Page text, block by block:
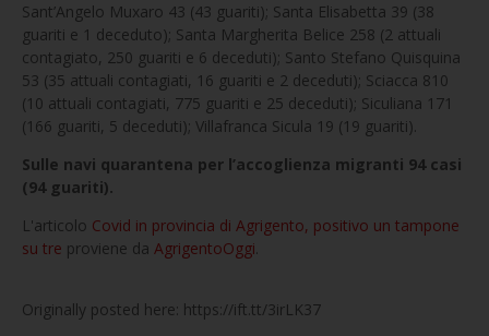
Sant’Angelo Muxaro 43 (43 guariti); Santa Elisabetta 39 (38
guariti e 1 deceduto); Santa Margherita Belice 258 (2 attuali
contagiato, 250 guariti e 6 deceduti); Santo Stefano Quisquina
53 (35 attuali contagiati, 16 guariti e 2 deceduti); Sciacca 810
(10 attuali contagiati, 775 guariti e 25 deceduti); Siculiana 171
(166 guariti, 5 deceduti); Villafranca Sicula 19 (19 guariti).
Sulle navi quarantena per l’accoglienza migranti 94 casi
(94 guariti).
L'articolo Covid in provincia di Agrigento, positivo un tampone
su tre proviene da AgrigentoOggi.
Originally posted here: https://ift.tt/3irLK37